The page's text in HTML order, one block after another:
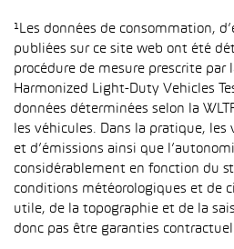
¹Les données de consommation,
publiées sur ce site web ont été
procédure de mesure prescrite par
Harmonized Light-Duty Vehicles
données déterminées selon la
les véhicules. Dans la pratique,
et d’émissions ainsi que
considérablement en fonction du
conditions météorologiques et de
utile, de la topographie et de la
donc pas être garanties